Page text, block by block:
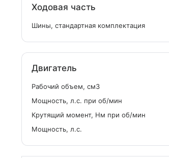
Ходовая часть
Шины, стандартная комплектация
Двигатель
Рабочий объем, см3
Мощность, л.с. при об/мин
Крутящий момент, Нм при об/мин
Мощность, л.с.